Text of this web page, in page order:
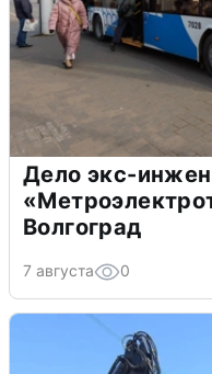
Дело экс-
Волгоград
7 августа 0